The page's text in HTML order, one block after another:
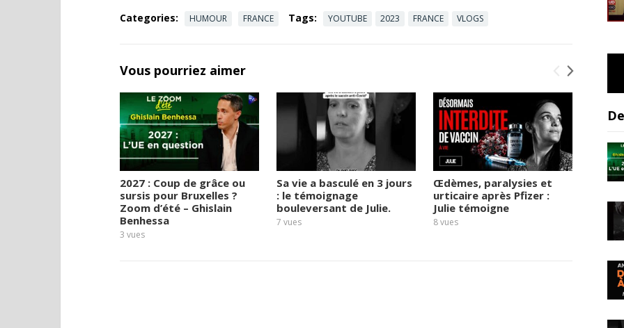
Categories: HUMOUR FRANCE Tags: YOUTUBE 2023 FRANCE VLOGS
Vous pourriez aimer
2027 : Coup de grâce ou
sursis pour Bruxelles ?
Zoom d’été – Ghislain
Benhessa
3 vues
Sa vie a basculé en 3 jours
: le témoignage
bouleversant de Julie.
7 vues
Œdèmes, paralysies et
urticaire après Pfizer :
Julie témoigne
8vues
vues